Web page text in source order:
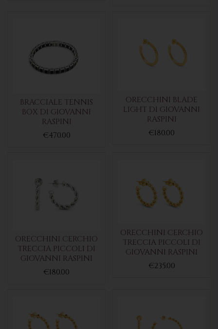
BRACCIALE TENNIS
BOX DI GIOVANNI
RASPINI
€470.00
ORECCHINI BLADE
LIGHT DI GIOVANNI
RASPINI
€180.00
ORECCHINI CERCHIO
TRECCIA PICCOLI DI
GIOVANNI RASPINI
€180.00
ORECCHINI CERCHIO
TRECCIA PICCOLI DI
GIOVANNI RASPINI
€235.00